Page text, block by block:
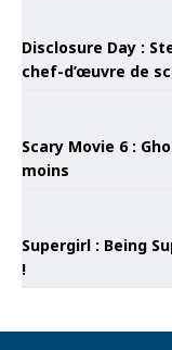
Disclosure Day :
chef-d’œuvre de
Scary Movie 6 :
moins
Supergirl : Being
!